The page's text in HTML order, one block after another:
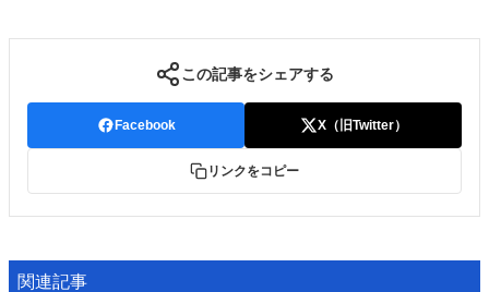
この記事をシェアする
Facebook X（旧Twitter）
リンクをコピー
関連記事